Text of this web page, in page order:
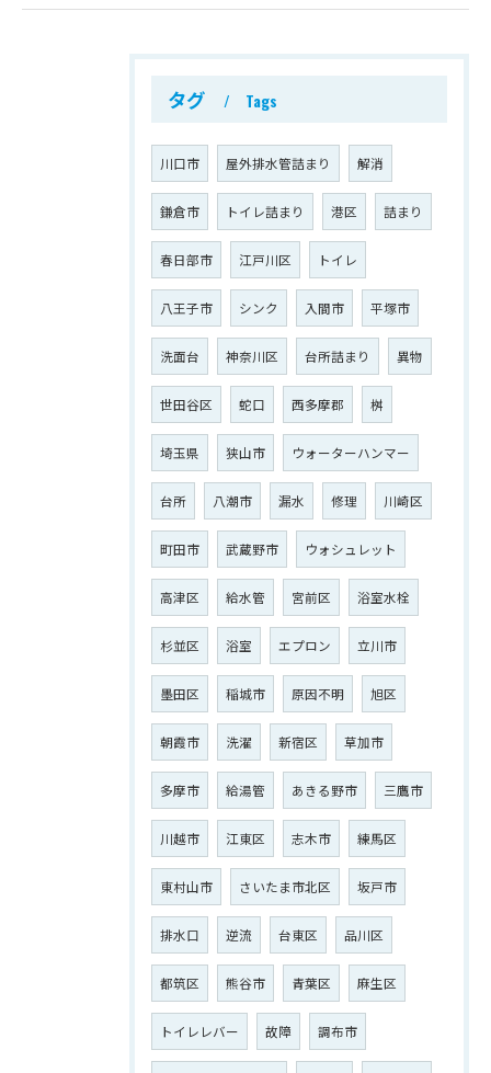
タグ Tags
川口市 屋外排水管詰まり 解消
鎌倉市 トイレ詰まり 港区 詰まり
春日部市 江戸川区 トイレ
八王子市 シンク 入間市 平塚市
洗面台 神奈川区 台所詰まり 異物
世田谷区 蛇口 西多摩郡 桝
埼玉県 狭山市 ウォーターハンマー
台所 八潮市 漏水 修理 川崎区
町田市 武蔵野市 ウォシュレット
高津区 給水管 宮前区 浴室水栓
杉並区 浴室 エプロン 立川市
墨田区 稲城市 原因不明 旭区
朝霞市 洗濯 新宿区 草加市
多摩市 給湯管 あきる野市 三鷹市
川越市 江東区 志木市 練馬区
東村山市 さいたま市北区 坂戸市
排水口 逆流 台東区 品川区
都筑区 熊谷市 青葉区 麻生区
トイレレバー 故障 調布市